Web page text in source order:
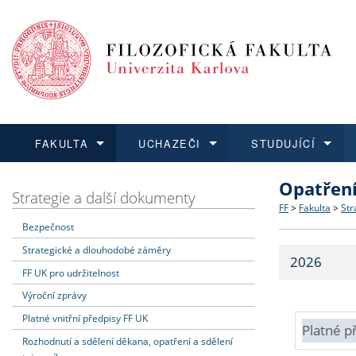
FAKULTA
Dozvědět se více
Struktura
Strategie
Fakultní
UCHAZEČI
Podat přihlášku
Co
Učitelské
STUDUJÍCÍ
Dozvědět se více
Dozvědět se více
O vědě a
Dozvědět se více
Aktuální
Strategie a další dokumenty
Bezpečnost
Strategické a dlouhodobé záměry
FF UK pro udržitelnost
Výroční zprávy
Platné vnitřní předpisy FF UK
Rozhodnutí a sdělení děkana, opatření a sdělení
FF > Fakulta >
2026
Platné